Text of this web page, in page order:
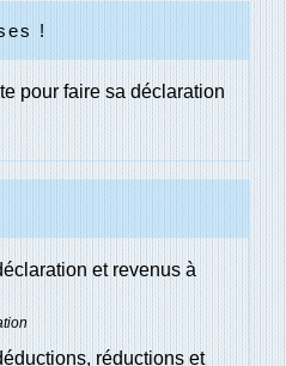
!
pour faire sa déclaration
et revenus à
réductions et